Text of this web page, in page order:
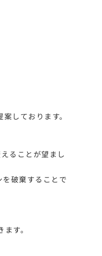
しております。
ることが望まし
破棄することで
す。